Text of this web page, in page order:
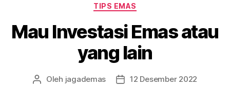
TIPS EMAS
Mau Investasi Emas atau
yang lain
Oleh jagademas 12 Desember 2022